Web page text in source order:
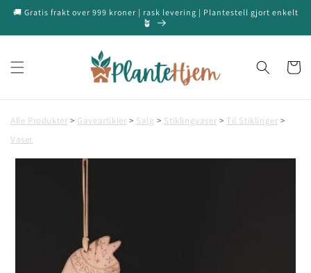
til
🚚 Gratis frakt over 999 kroner | rask levering | Plantestell gjort enkelt
🪴
Alle Produkter > Gaveartikler > Salg > Stiklingvaser > Til Stiklinger >
Vaser